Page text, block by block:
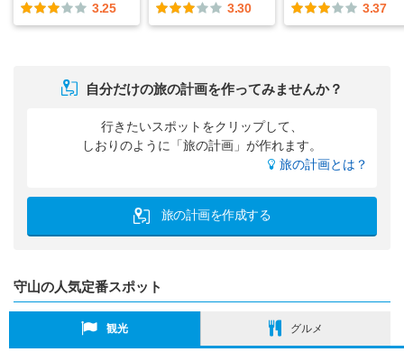
3.25 3.30 3.37
自分だけの旅の計画を作ってみませんか？
行きたいスポットをクリップして、
しおりのように「旅の計画」が作れます。
旅の計画とは？
旅の計画を作成する
守山の人気定番スポット
観光 グルメ